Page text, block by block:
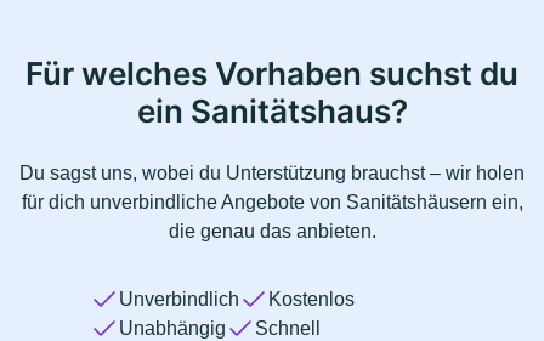
Für welches Vorhaben suchst du
ein Sanitätshaus?
Du sagst uns, wobei du Unterstützung brauchst – wir holen
für dich unverbindliche Angebote von Sanitätshäusern ein,
die genau das anbieten.
Unverbindlich
Kostenlos
Unabhängig
Schnell